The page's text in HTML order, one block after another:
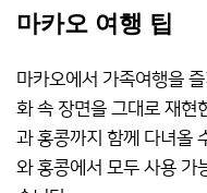
마카오 여행 팁
마카오에서 가족여행을
화 속 장면을 그대로 재현
과 홍콩까지 함께 다녀올
와 홍콩에서 모두 사용 가